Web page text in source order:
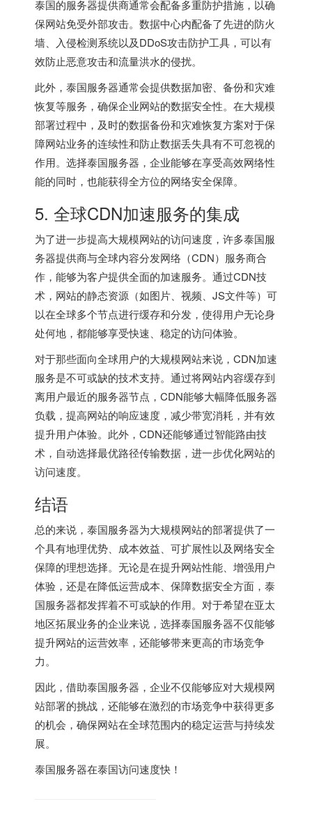
泰国的服务器提供商通常会配备多重防护措施，以确
保网站免受外部攻击。数据中心内配备了先进的防火
墙、入侵检测系统以及DDoS攻击防护工具，可以有
效防止恶意攻击和流量洪水的侵扰。
此外，泰国服务器通常会提供数据加密、备份和灾难
恢复等服务，确保企业网站的数据安全性。在大规模
部署过程中，及时的数据备份和灾难恢复方案对于保
障网站业务的连续性和防止数据丢失具有不可忽视的
作用。选择泰国服务器，企业能够在享受高效网络性
能的同时，也能获得全方位的网络安全保障。
5. 全球CDN加速服务的集成
为了进一步提高大规模网站的访问速度，许多泰国服
务器提供商与全球内容分发网络（CDN）服务商合
作，能够为客户提供全面的加速服务。通过CDN技
术，网站的静态资源（如图片、视频、JS文件等）可
以在全球多个节点进行缓存和分发，使得用户无论身
处何地，都能够享受快速、稳定的访问体验。
对于那些面向全球用户的大规模网站来说，CDN加速
服务是不可或缺的技术支持。通过将网站内容缓存到
离用户最近的服务器节点，CDN能够大幅降低服务器
负载，提高网站的响应速度，减少带宽消耗，并有效
提升用户体验。此外，CDN还能够通过智能路由技
术，自动选择最优路径传输数据，进一步优化网站的
访问速度。
结语
总的来说，泰国服务器为大规模网站的部署提供了一
个具有地理优势、成本效益、可扩展性以及网络安全
保障的理想选择。无论是在提升网站性能、增强用户
体验，还是在降低运营成本、保障数据安全方面，泰
国服务器都发挥着不可或缺的作用。对于希望在亚太
地区拓展业务的企业来说，选择泰国服务器不仅能够
提升网站的运营效率，还能够带来更高的市场竞争
力。
因此，借助泰国服务器，企业不仅能够应对大规模网
站部署的挑战，还能够在激烈的市场竞争中获得更多
的机会，确保网站在全球范围内的稳定运营与持续发
展。
泰国服务器在泰国访问速度快！